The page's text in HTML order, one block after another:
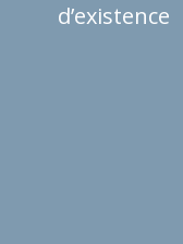
d’existence